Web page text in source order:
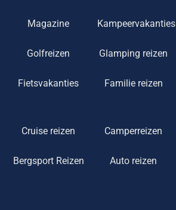
Magazine Kampeervakanties
Golfreizen Glamping reizen
Fietsvakanties Familie reizen
Cruise reizen Camperreizen
Bergsport Reizen Auto reizen